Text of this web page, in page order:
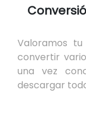
Valoramos
convertir
una vez
descargar